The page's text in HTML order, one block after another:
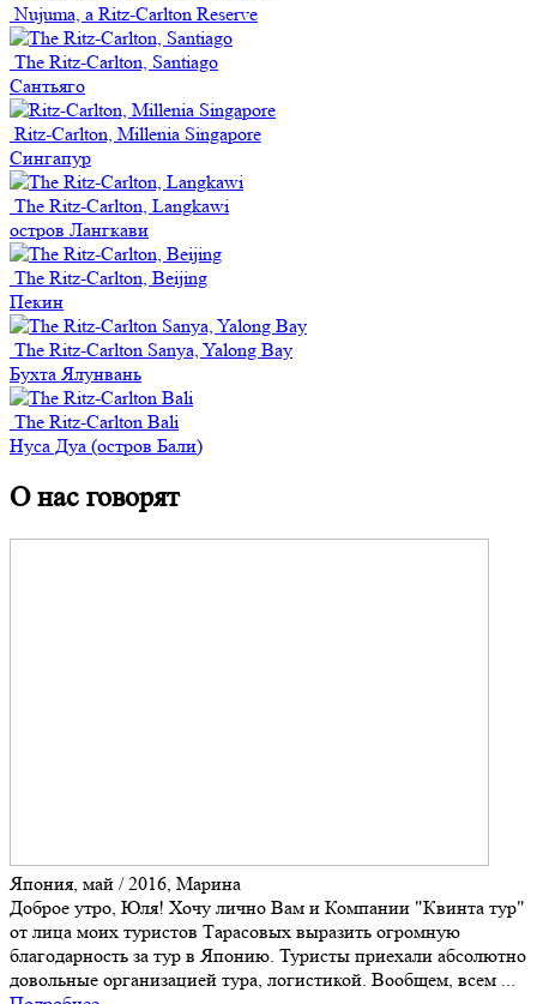
Nujuma, a Ritz-Carlton Reserve
The Ritz-Carlton, Santiago
Сантьяго
Ritz-Carlton, Millenia Singapore
Сингапур
The Ritz-Carlton, Langkawi
остров Лангкави
The Ritz-Carlton, Beijing
Пекин
The Ritz-Carlton Sanya, Yalong Bay
Бухта Ялунвань
The Ritz-Carlton Bali
Нуса Дуа (остров Бали)
О нас говорят
Япония, май / 2016, Марина
Доброе утро, Юля! Хочу лично Вам и Компании "Квинта тур"
от лица моих туристов Тарасовых выразить огромную
благодарность за тур в Японию. Туристы приехали абсолютно
довольные организацией тура, логистикой. Вообщем, всем ...